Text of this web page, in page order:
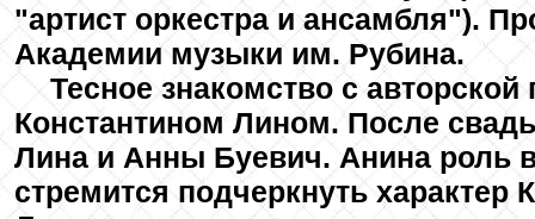
"артист оркестра и ансамбля").
Академии музыки им. Рубина.
Тесное знакомство с
Константином Лином. После
Лина и Анны Буевич. Анина роль
стремится подчеркнуть